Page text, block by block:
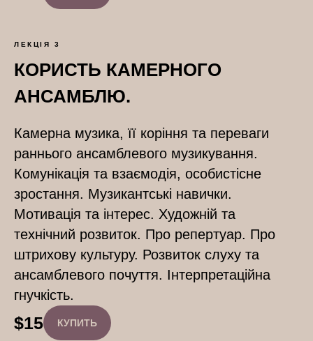
ЛЕКЦІЯ 3
КОРИСТЬ КАМЕРНОГО
АНСАМБЛЮ.
Камерна музика, її коріння та переваги
раннього ансамблевого музикування.
Комунікація та взаємодія, особистісне
зростання. Музикантські навички.
Мотивація та інтерес. Художній та
технічний розвиток. Про репертуар. Про
штрихову культуру. Розвиток слуху та
ансамблевого почуття. Інтерпретаційна
гнучкість.
$15 КУПИТЬ